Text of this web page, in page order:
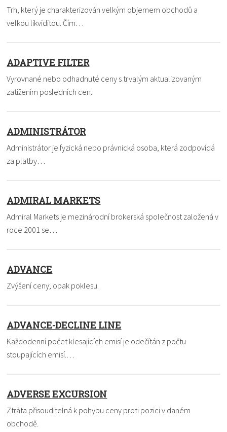
Trh, který je charakterizován velkým objemem obchodů a
velkou likviditou. Čím…
ADAPTIVE FILTER
Vyrovnané nebo odhadnuté ceny s trvalým aktualizovaným
zatížením posledních cen.
ADMINISTRÁTOR
Administrátor je fyzická nebo právnická osoba, která zodpovídá
za platby…
ADMIRAL MARKETS
Admiral Markets je mezinárodní brokerská společnost založená v
roce 2001 se…
ADVANCE
Zvýšení ceny; opak poklesu.
ADVANCE-DECLINE LINE
Každodenní počet klesajících emisí je odečítán z počtu
stoupajících emisí.…
ADVERSE EXCURSION
Ztráta přisouditelná k pohybu ceny proti pozici v daném
obchodě.